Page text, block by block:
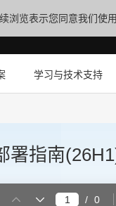
浏览表示您同意我们使
学习与技术支持
署指南
/ 0